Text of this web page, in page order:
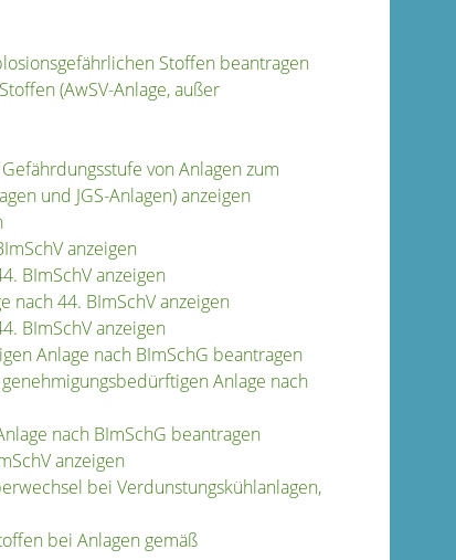
Stoffen beantragen
(AwSV-Anlage, außer
von Anlagen zum
und JGS-Anlagen) anzeigen
anzeigen
BImSchV anzeigen
nach 44. BImSchV anzeigen
BImSchV anzeigen
Anlage nach BImSchG beantragen
Anlage nach
nach BImSchG beantragen
anzeigen
bei Verdunstungskühlanlagen,
bei Anlagen gemäß